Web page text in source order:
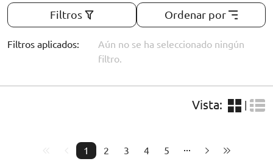
Filtros Ordenar por
Filtros aplicados:
Aún no se ha seleccionado ningún
filtro.
Vista:
1 2 3 4 5